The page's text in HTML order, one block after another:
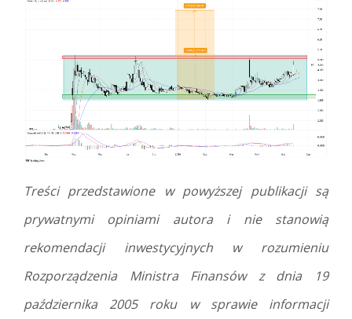
Treści przedstawione w powyższej publikacji są
prywatnymi opiniami autora i nie stanowią
rekomendacji inwestycyjnych w rozumieniu
Rozporządzenia Ministra Finansów z dnia 19
października 2005 roku w sprawie informacji